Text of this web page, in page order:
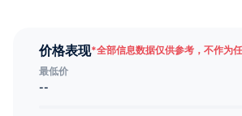
能交易的安全性。为了激励用户对
网站的贡献，我们推出了CYBR令牌奖
跃成员发现并报告威胁情报。
价格表现*全部信息数据仅供参考，不作为
最低价
--